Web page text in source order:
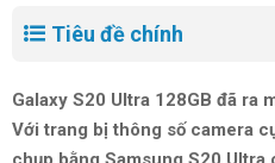
Tiêu đề chính
Galaxy S20 Ultra 128GB đã ra
Với trang bị thông số camera